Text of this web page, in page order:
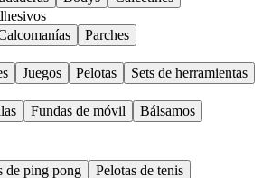
Parches
Juegos Pelotas
Sets de herramientas
Fundas de móvil
Bálsamos
de ping pong
Pelotas de tenis